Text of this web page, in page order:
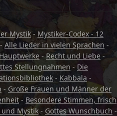
Mystik - Mystiker-Codex - 12
- Alle Lieder in vielen Sprachen -
Hauptwerke -Recht und Liebe -
Stellungnahmen - Die
- Kabbala -
- Große Frauen und Männer der
- Besondere Stimmen, frisch
und Mystik - Gottes Wunschbuch -